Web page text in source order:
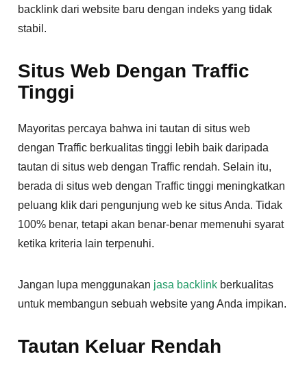
backlink dari website baru dengan indeks yang tidak
stabil.
Situs Web Dengan Traffic
Tinggi
Mayoritas percaya bahwa ini tautan di situs web
dengan Traffic berkualitas tinggi lebih baik daripada
tautan di situs web dengan Traffic rendah. Selain itu,
berada di situs web dengan Traffic tinggi meningkatkan
peluang klik dari pengunjung web ke situs Anda. Tidak
100% benar, tetapi akan benar-benar memenuhi syarat
ketika kriteria lain terpenuhi.
Jangan lupa menggunakan jasa backlink berkualitas
untuk membangun sebuah website yang Anda impikan.
Tautan Keluar Rendah